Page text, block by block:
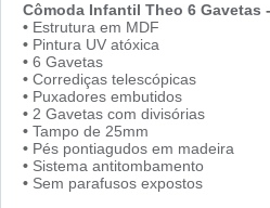
Cômoda Infantil Theo 6 Gavetas
• Estrutura em MDF
• Pintura UV atóxica
• 6 Gavetas
• Corrediças telescópicas
• Puxadores embutidos
• 2 Gavetas com divisórias
• Tampo de 25mm
• Pés pontiagudos em madeira
• Sistema antitombamento
• Sem parafusos expostos